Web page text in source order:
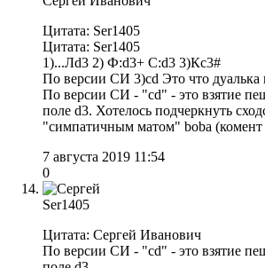
Цитата: Ser1405
Цитата: Ser1405
1)...Лd3 2) Ф:d3+ C:d3 3)Кс3#
По версии СИ 3)cd Это что дуалька
По версии СИ - "сd" - это взятие
поле d3. Хотелось подчеркнуть
"симпатичным матом" boba
7 августа 2019 11:54
0
Ser1405
Цитата: Сергей Иванович
По версии СИ - "сd" - это взятие